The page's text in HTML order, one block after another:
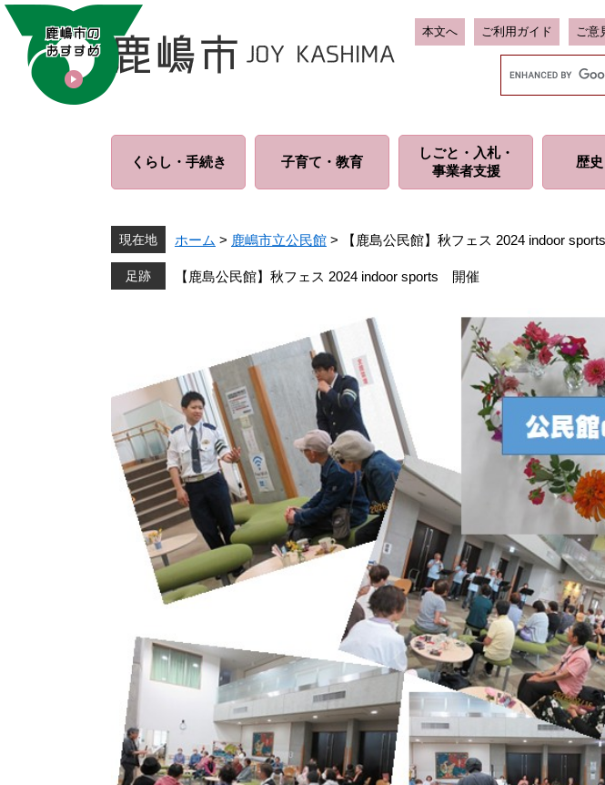
ペ
メ
本文へ ご利用ガイド ご意
ム
くらし・ 手続き 子育て・ 教育
しごと・入札・
事業者支援
歴史
現在地 ホーム > 鹿嶋市立公民館 > 【鹿島公民館】秋フェス 2024 indoor
【鹿島公民館】秋フェス 2024 indoor sports 開催